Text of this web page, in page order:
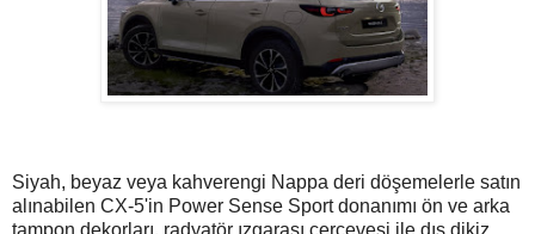
Siyah, beyaz veya kahverengi Nappa deri döşemelerle satın
alınabilen CX-5'in Power Sense Sport donanımı ön ve arka
tampon dekorları, radyatör ızgarası çerçevesi ile dış dikiz